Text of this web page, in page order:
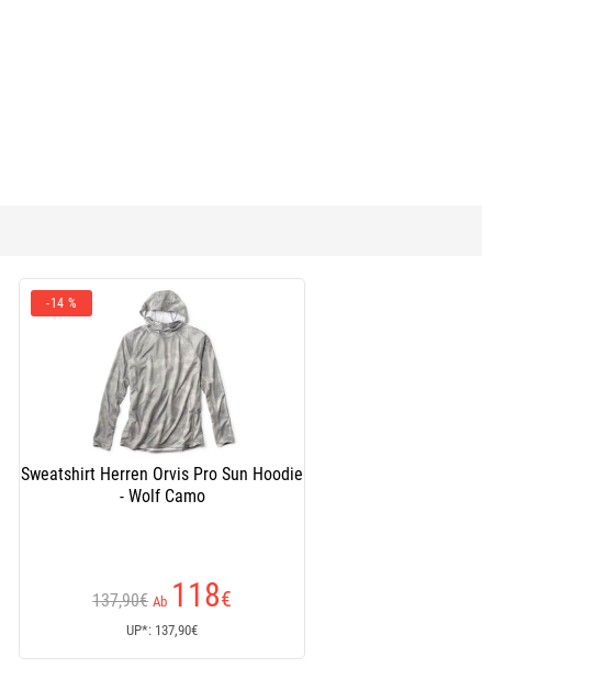
-14 %
Sweatshirt Herren Orvis Pro Sun Hoodie
- Wolf Camo
137,90€ Ab 118€
UP*: 137,90€